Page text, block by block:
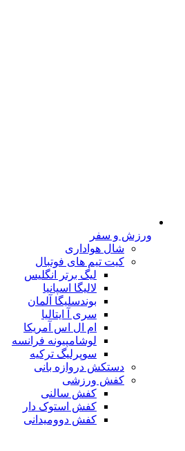
ورزش و سفر
شال هواداری
کیت تیم های فوتبال
لیگ برتر انگلیس
لالیگا اسپانیا
بوندسلیگا آلمان
سری آ ایتالیا
ام ال اس آمریکا
لوشامپیونه فرانسه
سوپرلیگ ترکیه
دستکش دروازه بانی
کفش ورزشی
کفش سالنی
کفش استوک دار
کفش دوومیدانی